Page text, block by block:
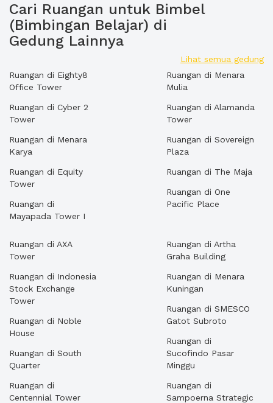
Cari Ruangan untuk Bimbel
(Bimbingan Belajar) di
Gedung Lainnya
Lihat semua gedung
Ruangan di Eighty8
Office Tower
Ruangan di Cyber 2
Tower
Ruangan di Menara
Karya
Ruangan di Equity
Tower
Ruangan di
Mayapada Tower I
Ruangan di Menara
Mulia
Ruangan di Alamanda
Tower
Ruangan di Sovereign
Plaza
Ruangan di The Maja
Ruangan di One
Pacific Place
Ruangan di AXA
Tower
Ruangan di Indonesia
Stock Exchange
Tower
Ruangan di Noble
House
Ruangan di South
Quarter
Ruangan di
Centennial Tower
Ruangan di Artha
Graha Building
Ruangan di Menara
Kuningan
Ruangan di SMESCO
Gatot Subroto
Ruangan di
Sucofindo Pasar
Minggu
Ruangan di
Sampoerna Strategic